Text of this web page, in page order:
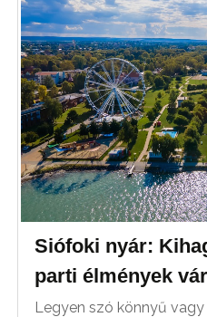
Siófoki nyár:
parti élmények
Legyen szó könnyű